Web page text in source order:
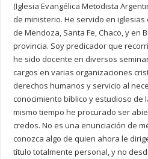
(Iglesia Evangélica Metodista
de ministerio. He servido en
de Mendoza, Santa Fe, Chaco, y en
provincia. Soy predicador que
he sido docente en diversos
cargos en varias organizaciones
derechos humanos y servicio al
conocimiento bíblico y estudioso de
mismo tiempo he procurado ser
credos. No es una enunciación de
conozca algo de quien ahora le
título totalmente personal, y no